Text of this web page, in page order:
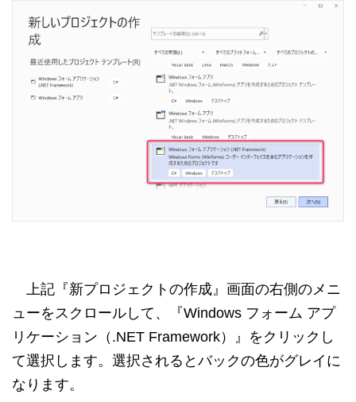
上記『新プロジェクトの作成』画面の右側のメニ
ューをスクロールして、『Windows フォーム アプ
リケーション（.NET Framework）』をクリックし
て選択します。選択されるとバックの色がグレイに
なります。